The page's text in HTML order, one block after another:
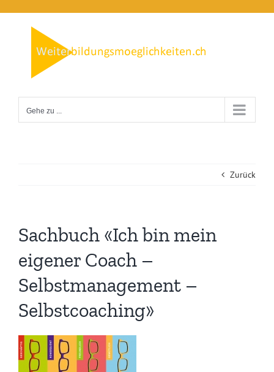
springen
Gehe zu ...
Zurück
Sachbuch «Ich bin mein
eigener Coach –
Selbstmanagement –
Selbstcoaching»